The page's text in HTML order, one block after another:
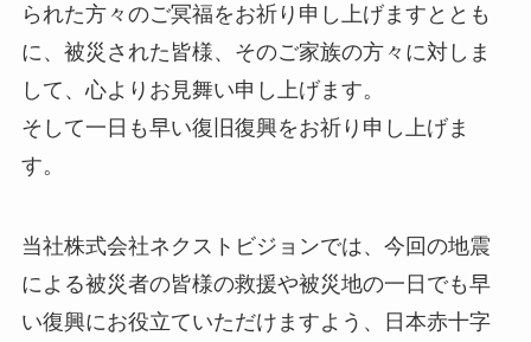
られた方々のご冥福をお祈り申し上げますととも
に、被災された皆様、そのご家族の方々に対しま
して、心よりお見舞い申し上げます。
そして一日も早い復旧復興をお祈り申し上げま
す。
当社株式会社ネクストビジョンでは、今回の地震
による被災者の皆様の救援や被災地の一日でも早
い復興にお役立ていただけますよう、日本赤十字